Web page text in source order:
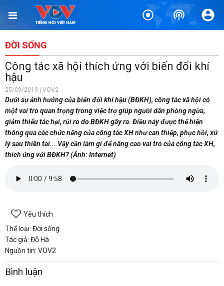
ĐỜI SỐNG
Công tác xã hội thích ứng với biến đổi khí
hậu
25/09/2019 | VOV2
Dưới sự ảnh hưởng của biến đối khí hậu (BĐKH), công tác xã hội có
một vai trò quan trọng trong việc trợ giúp người dân phòng ngừa,
giảm thiểu tác hại, rủi ro do BĐKH gây ra. Điều này được thể hiện
thông qua các chức năng của công tác XH như can thiệp, phục hồi, xử
lý sau thiên tai... Vậy cần làm gì để nâng cao vai trò của công tác XH,
thích ứng với BĐKH? (Ảnh: Internet)
Yêu thích
Thể loại: Đời sống
Tác giả: Đỗ Hà
Nguồn tin: VOV2
Bình luận